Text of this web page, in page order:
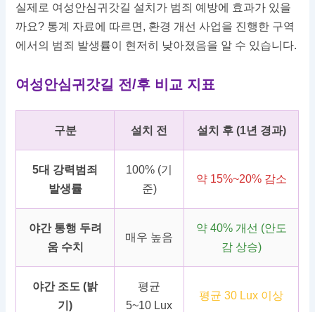
실제로 여성안심귀갓길 설치가 범죄 예방에 효과가 있을
까요? 통계 자료에 따르면, 환경 개선 사업을 진행한 구역
에서의 범죄 발생률이 현저히 낮아졌음을 알 수 있습니다.
여성안심귀갓길 전/후 비교 지표
구분 설치 전 설치 후 (1년 경과)
5대 강력범죄
발생률
100% (기
준)
약 15%~20% 감소
야간 통행 두려
움 수치
매우 높음
약 40% 개선 (안도
감 상승)
야간 조도 (밝
기)
평균
5~10 Lux
평균 30 Lux 이상